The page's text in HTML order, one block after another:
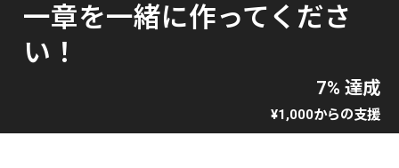
一章を一緒に作ってくださ
い！
7% 達成
¥1,000からの支援